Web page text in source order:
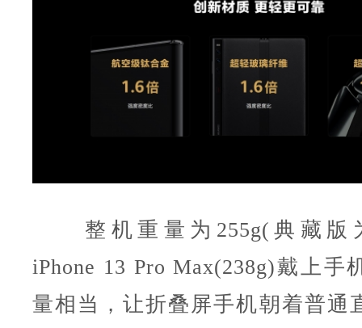
整机重量为255g(典藏版
iPhone 13 Pro Max(238g)戴上手
量相当，让折叠屏手机朝着普通